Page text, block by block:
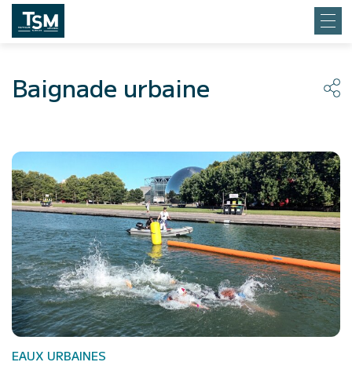
Baignade urbaine
EAUX URBAINES